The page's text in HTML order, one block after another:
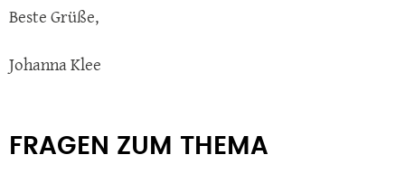
Beste Grüße,
Johanna Klee
FRAGEN ZUM THEMA